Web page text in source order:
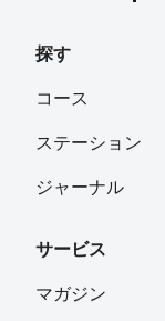
探す
コース
ステーション
ジャーナル
サービス
マガジン